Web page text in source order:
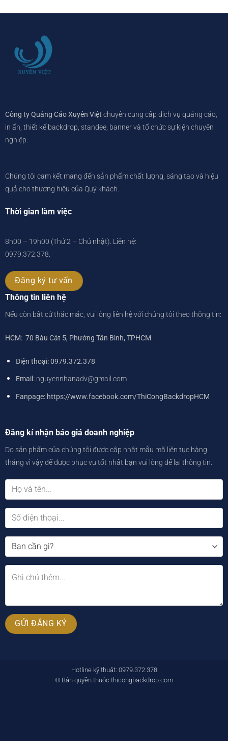
Công ty Quảng Cáo Xuyên Việt chuyên cung cấp dịch vụ quảng cáo,
in ấn, thiết kế backdrop, standee, banner và tổ chức sự kiện chuyên
nghiệp.
Chúng tôi cam kết mang đến sản phẩm chất lượng, sáng tạo và hiệu
quả cho thương hiệu của Quý khách.
Thời gian làm việc
8h00 – 19h00 (Thứ 2 – Chủ nhật). Liên hệ:
0979.372.378.
Đăng ký tư vấn
Thông tin liên hệ
Nếu còn bất cứ thắc mắc, vui lòng liên hệ với chúng tôi theo thông tin:
HCM: 70 Bàu Cát 5, Phường Tân Bình, TPHCM
Điện thoại: 0979.372.378
Email:nguyennhanadv@gmail.com
Fanpage: https://www.facebook.com/ThiCongBackdropHCM
Đăng kí nhận báo giá doanh nghiệp
Do sản phẩm của chúng tôi được cập nhật mẫu mã liên tục hàng
tháng vì vậy để được phục vụ tốt nhất bạn vui lòng để lại thông tin.
Hotline kỹ thuật: 0979.372.378
© Bản quyền thuộc thicongbackdrop.com